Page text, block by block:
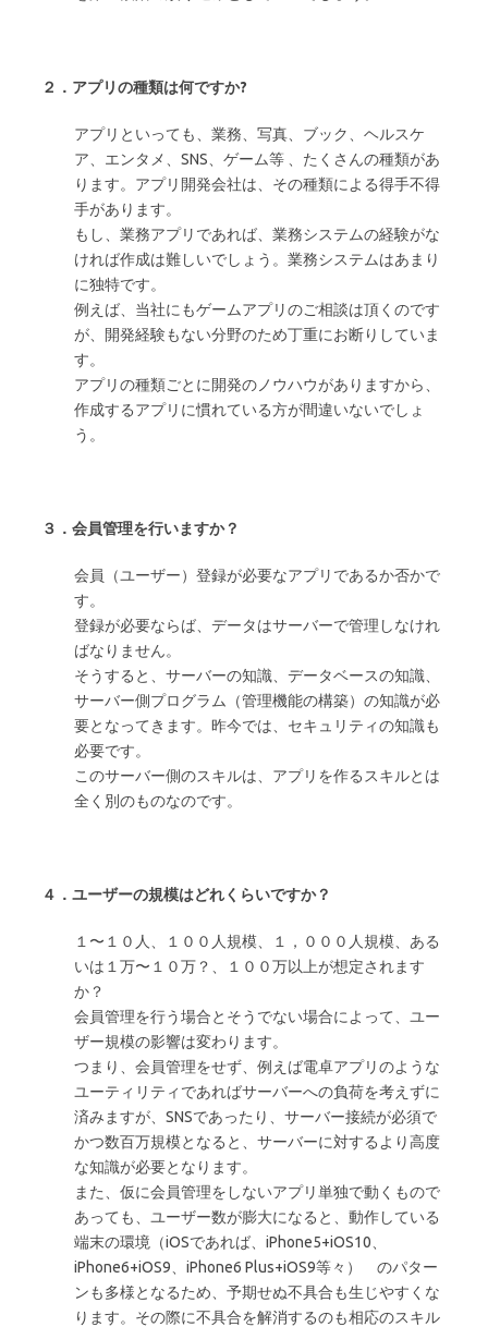
２．アプリの種類は何ですか?
アプリといっても、業務、写真、ブック、ヘルスケ
ア、エンタメ、SNS、ゲーム等 、たくさんの種類があ
ります。アプリ開発会社は、その種類による得手不得
手があります。
もし、業務アプリであれば、業務システムの経験がな
ければ作成は難しいでしょう。業務システムはあまり
に独特です。
例えば、当社にもゲームアプリのご相談は頂くのです
が、開発経験もない分野のため丁重にお断りしていま
す。
アプリの種類ごとに開発のノウハウがありますから、
作成するアプリに慣れている方が間違いないでしょ
う。
３．会員管理を行いますか？
会員（ユーザー）登録が必要なアプリであるか否かで
す。
登録が必要ならば、データはサーバーで管理しなけれ
ばなりません。
そうすると、サーバーの知識、データベースの知識、
サーバー側プログラム（管理機能の構築）の知識が必
要となってきます。昨今では、セキュリティの知識も
必要です。
このサーバー側のスキルは、アプリを作るスキルとは
全く別のものなのです。
４．ユーザーの規模はどれくらいですか？
１〜１０人、１００人規模、１，０００人規模、ある
いは１万〜１０万？、１００万以上が想定されます
か？
会員管理を行う場合とそうでない場合によって、ユー
ザー規模の影響は変わります。
つまり、会員管理をせず、例えば電卓アプリのような
ユーティリティであればサーバーへの負荷を考えずに
済みますが、SNSであったり、サーバー接続が必須で
かつ数百万規模となると、サーバーに対するより高度
な知識が必要となります。
また、仮に会員管理をしないアプリ単独で動くもので
あっても、ユーザー数が膨大になると、動作している
端末の環境（iOSであれば、iPhone5+iOS10、
iPhone6+iOS9、iPhone6 Plus+iOS9等々） のパター
ンも多様となるため、予期せぬ不具合も生じやすくな
ります。その際に不具合を解消するのも相応のスキル